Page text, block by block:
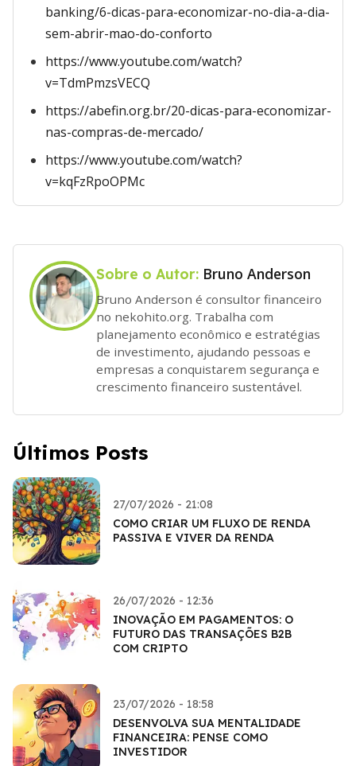
banking/6-dicas-para-economizar-no-dia-a-dia-
sem-abrir-mao-do-conforto
https://www.youtube.com/watch?
v=TdmPmzsVECQ
https://abefin.org.br/20-dicas-para-economizar-
nas-compras-de-mercado/
https://www.youtube.com/watch?
v=kqFzRpoOPMc
Sobre o Autor: Bruno Anderson
Bruno Anderson é consultor financeiro
no nekohito.org. Trabalha com
planejamento econômico e estratégias
de investimento, ajudando pessoas e
empresas a conquistarem segurança e
crescimento financeiro sustentável.
Últimos Posts
27/07/2026 - 21:08
COMO CRIAR UM FLUXO DE RENDA
PASSIVA E VIVER DA RENDA
26/07/2026 - 12:36
INOVAÇÃO EM PAGAMENTOS: O
FUTURO DAS TRANSAÇÕES B2B
COM CRIPTO
23/07/2026 - 18:58
DESENVOLVA SUA MENTALIDADE
FINANCEIRA: PENSE COMO
INVESTIDOR